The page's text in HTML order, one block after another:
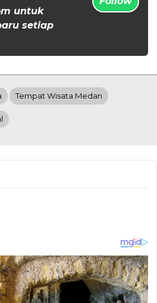
untuk
setiap
Tempat Wisata Medan